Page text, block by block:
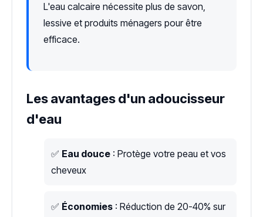
L'eau calcaire nécessite plus de savon,
lessive et produits ménagers pour être
efficace.
Les avantages d'un adoucisseur
d'eau
✅ Eau douce : Protège votre peau et vos
cheveux
✅ Économies : Réduction de 20-40% sur